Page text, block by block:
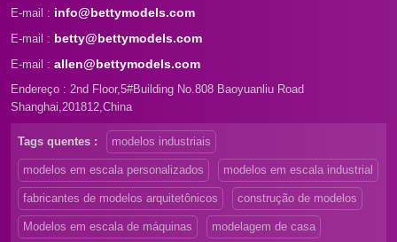
E-mail : info@bettymodels.com
E-mail : betty@bettymodels.com
E-mail : allen@bettymodels.com
Endereço : 2nd Floor,5#Building No.808 Baoyuanliu Road
Shanghai,201812,China
Tags quentes : modelos industriais
modelos em escala personalizados modelos em escala industrial
fabricantes de modelos arquitetônicos construção de modelos
Modelos em escala de máquinas modelagem de casa